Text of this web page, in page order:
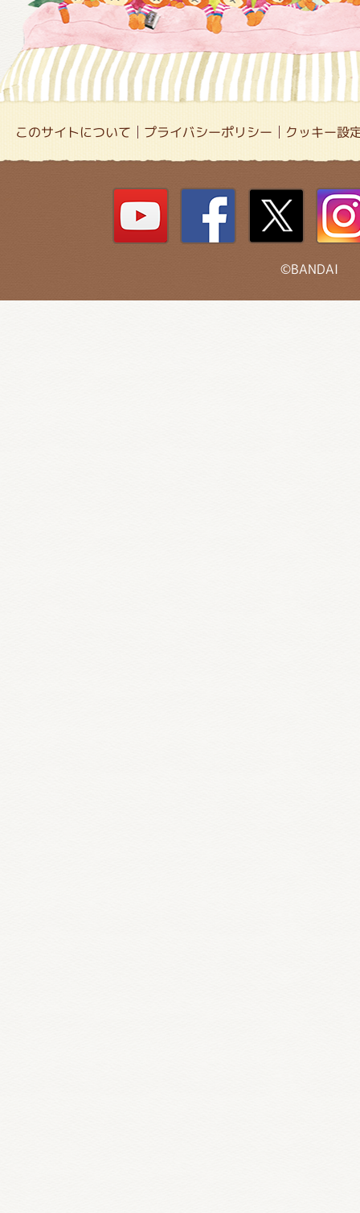
このサイトについて プライバシーポリシー クッキー設
©BANDAI